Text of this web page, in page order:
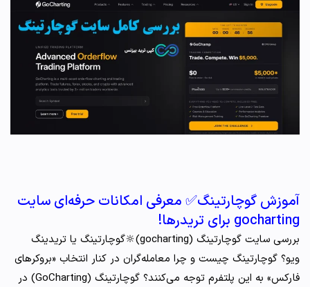
آموزش گوچارتینگ✅ معرفی امکانات حرفه‌ای سایت
gocharting برای تریدرها!
بررسی سایت گوچارتینگ (gocharting)🔆گوچارتینگ یا تریدینگ
ویو؟ گوچارتینگ چیست و چرا معامله‌گران در کنار انتخاب «بروکرهای
فارکس» به این پلتفرم توجه می‌کنند؟ گوچارتینگ (GoCharting) در